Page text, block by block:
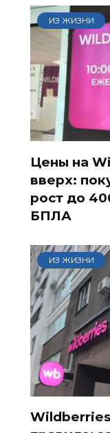
ИЗ ЖИЗНИ
Цены на
вверх:
рост до
БПЛА
ИЗ ЖИЗНИ